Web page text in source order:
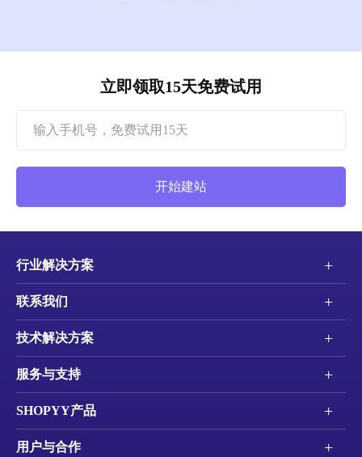
立即领取15天免费试用
开始建站
行业解决方案 +
联系我们 +
技术解决方案 +
服务与支持 +
SHOPYY产品 +
用户与合作 +